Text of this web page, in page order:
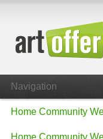
Navigation
Home Community
Home Community